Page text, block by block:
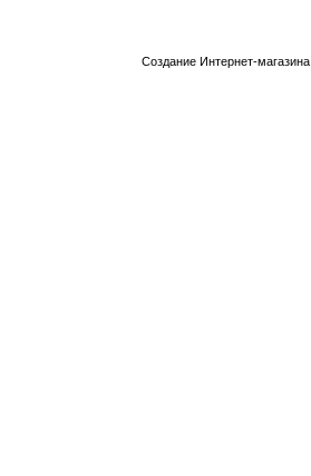
Создание Интернет-магазина